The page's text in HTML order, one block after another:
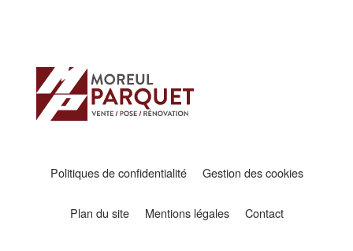
Politiques de confidentialité Gestion des cookies
Plan du site Mentions légales Contact